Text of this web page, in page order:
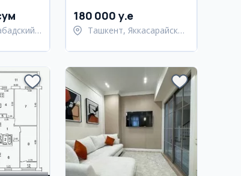
180 000 y.e
Ташкент, Яккасарайский